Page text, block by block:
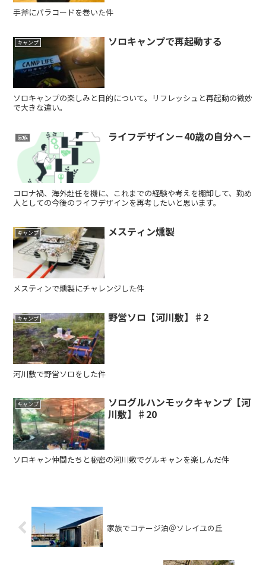
手斧にパラコードを巻いた件
キャンプ ソロキャンプで再起動する
ソロキャンプの楽しみと目的について。リフレッシュと再起動の微妙
で大きな違い。
家族 ライフデザイン－40歳の自分へ－
コロナ禍、海外赴任を機に、これまでの経験や考えを棚卸して、勤め
人としての今後のライフデザインを再考したいと思います。
キャンプ メスティン燻製
メスティンで燻製にチャレンジした件
キャンプ 野営ソロ【河川敷】♯2
河川敷で野営ソロをした件
キャンプ
ソログルハンモックキャンプ【河
川敷】♯20
ソロキャン仲間たちと秘密の河川敷でグルキャンを楽しんだ件
家族でコテージ泊＠ソレイユの丘